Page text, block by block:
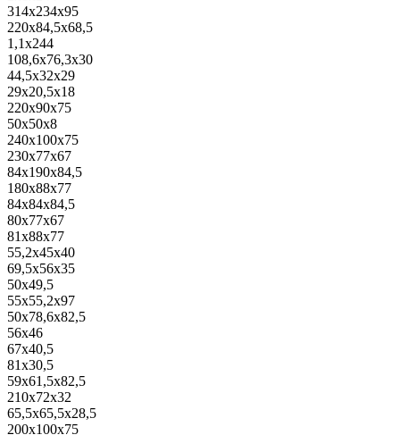
314x234x95
220x84,5x68,5
1,1x244
108,6x76,3x30
44,5x32x29
29x20,5x18
220x90x75
50x50x8
240x100x75
230x77x67
84x190x84,5
180x88x77
84x84x84,5
80x77x67
81x88x77
55,2x45x40
69,5x56x35
50x49,5
55x55,2x97
50x78,6x82,5
56x46
67x40,5
81x30,5
59x61,5x82,5
210x72x32
65,5x65,5x28,5
200x100x75